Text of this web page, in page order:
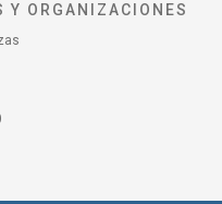
Y ORGANIZACIONES